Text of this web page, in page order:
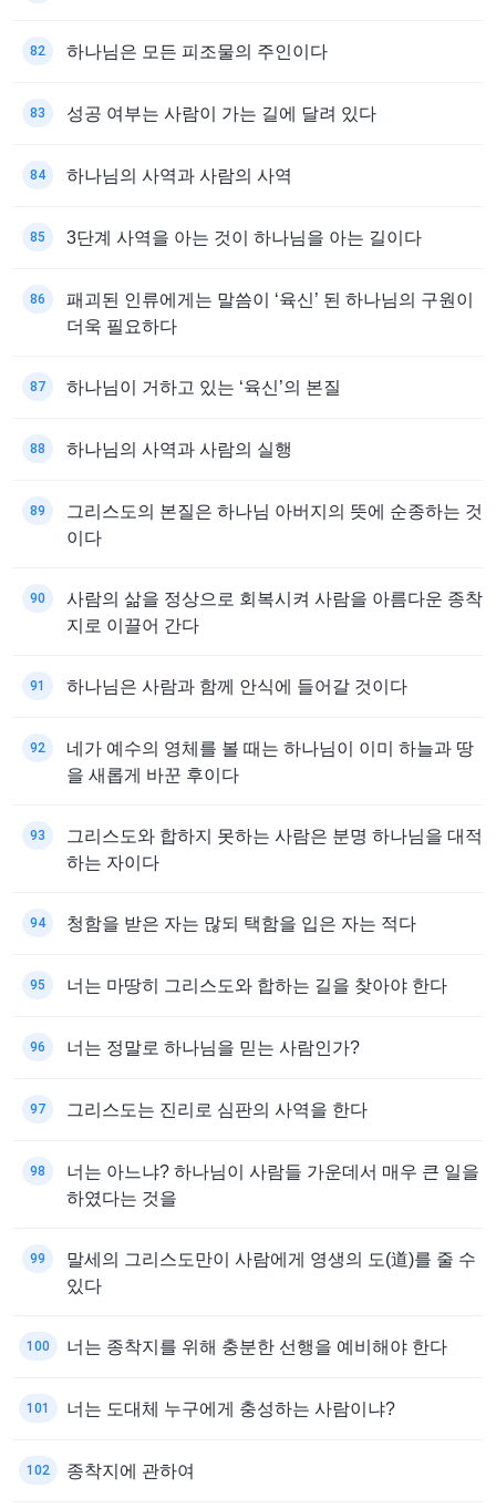
82 하나님은 모든 피조물의 주인이다
83 성공 여부는 사람이 가는 길에 달려 있다
84 하나님의 사역과 사람의 사역
85 3단계 사역을 아는 것이 하나님을 아는 길이다
86
패괴된 인류에게는 말씀이 ‘육신’ 된 하나님의 구원이
더욱 필요하다
87 하나님이 거하고 있는 ‘육신’의 본질
88 하나님의 사역과 사람의 실행
89
그리스도의 본질은 하나님 아버지의 뜻에 순종하는 것
이다
90
사람의 삶을 정상으로 회복시켜 사람을 아름다운 종착
지로 이끌어 간다
91 하나님은 사람과 함께 안식에 들어갈 것이다
92
네가 예수의 영체를 볼 때는 하나님이 이미 하늘과 땅
을 새롭게 바꾼 후이다
93
그리스도와 합하지 못하는 사람은 분명 하나님을 대적
하는 자이다
94 청함을 받은 자는 많되 택함을 입은 자는 적다
95 너는 마땅히 그리스도와 합하는 길을 찾아야 한다
96 너는 정말로 하나님을 믿는 사람인가?
97 그리스도는 진리로 심판의 사역을 한다
98
너는 아느냐? 하나님이 사람들 가운데서 매우 큰 일을
하였다는 것을
99
말세의 그리스도만이 사람에게 영생의 도(道)를 줄 수
있다
100 너는 종착지를 위해 충분한 선행을 예비해야 한다
101 너는 도대체 누구에게 충성하는 사람이냐?
102 종착지에 관하여